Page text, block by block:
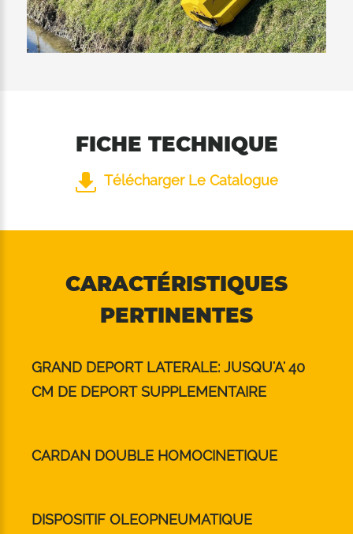
l’intérieur du dispositif de coupe, puis le
couper davantage. Les 2 rangées de contre-
couteaux installées à l'intérieur garantissent
FICHE TECHNIQUE
Télécharger Le Catalogue
CARACTÉRISTIQUES
PERTINENTES
GRAND DEPORT LATERALE: JUSQU'A' 40
CM DE DEPORT SUPPLEMENTAIRE
CARDAN DOUBLE HOMOCINETIQUE
DISPOSITIF OLEOPNEUMATIQUE